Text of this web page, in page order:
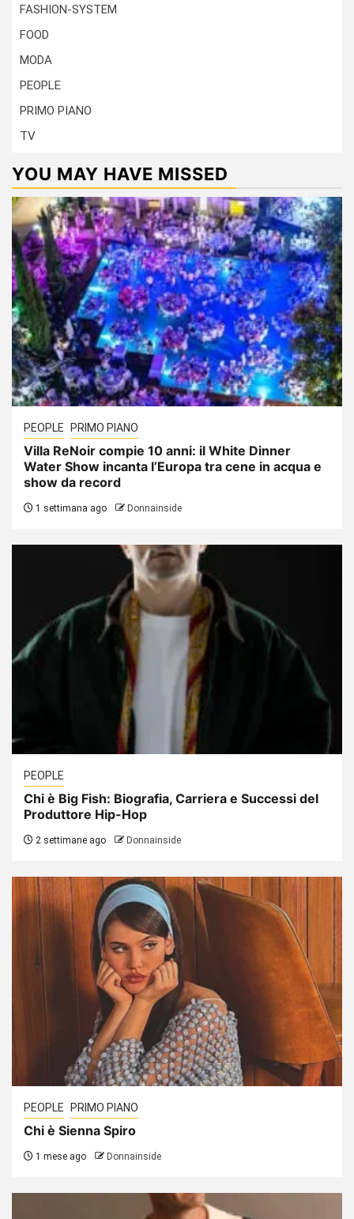
FASHION-SYSTEM
FOOD
MODA
PEOPLE
PRIMO PIANO
TV
YOU MAY HAVE MISSED
PEOPLE PRIMO PIANO
Villa ReNoir compie 10 anni: il White Dinner
Water Show incanta l’Europa tra cene in acqua e
show da record
1 settimana ago Donnainside
PEOPLE
Chi è Big Fish: Biografia, Carriera e Successi del
Produttore Hip-Hop
2 settimane ago Donnainside
PEOPLE PRIMO PIANO
Chi è Sienna Spiro
1 mese ago Donnainside